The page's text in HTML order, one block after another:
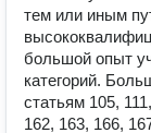
тем или иным
большой опыт
категорий.
статьям 105,
162, 163, 166,